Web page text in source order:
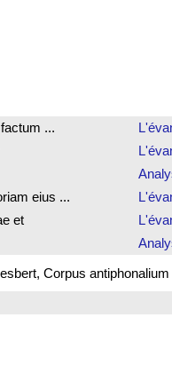
...
eius ...
et
Corpus